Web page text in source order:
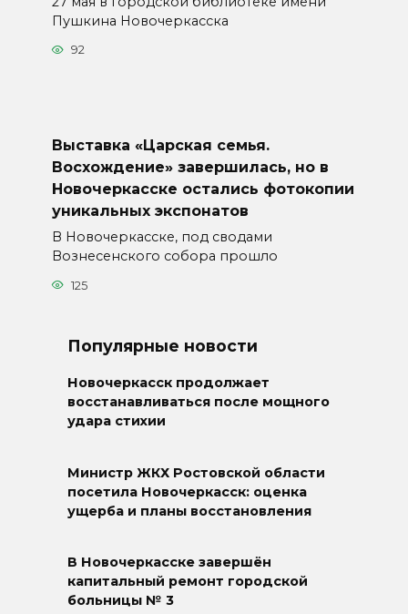
Пушкина Новочеркасска
92
Выставка «Царская семья.
Восхождение» завершилась, но в
Новочеркасске остались фотокопии
уникальных экспонатов
В Новочеркасске, под сводами
Вознесенского собора прошло
125
Популярные новости
Новочеркасск продолжает
восстанавливаться после мощного
удара стихии
Министр ЖКХ Ростовской области
посетила Новочеркасск: оценка
ущерба и планы восстановления
В Новочеркасске завершён
капитальный ремонт городской
больницы № 3